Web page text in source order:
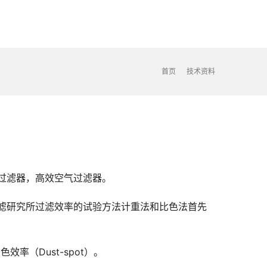
首页 技术资料
器，高效空气过滤器。
究所过滤效率的试验方法计重法和比色法首先
效率（Dust-spot）。